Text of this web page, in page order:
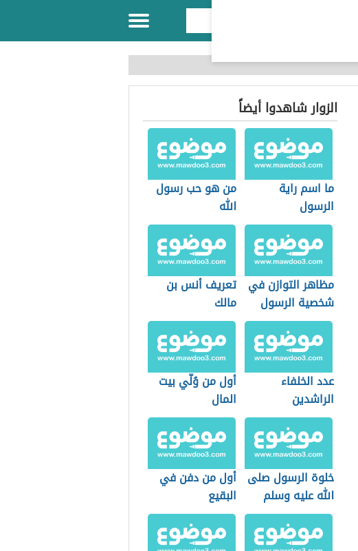
الزوار شاهدوا أيضاً
ما اسم راية
الرسول
من هو حب رسول
الله
مظاهر التوازن في
شخصية الرسول
تعريف أنس بن
مالك
عدد الخلفاء
الراشدين
أول من وُلّي بيت
المال
خلوة الرسول صلى
الله عليه وسلم
في غار حراء
أول من دفن في
البقيع